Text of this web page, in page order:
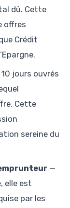
dû. Cette
offres
Crédit
jours ouvrés
Cette
sereine du
—
elle est
par les